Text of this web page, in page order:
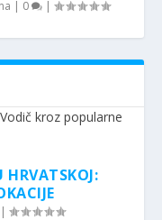
| 0 |
HRVATSKOJ:
|